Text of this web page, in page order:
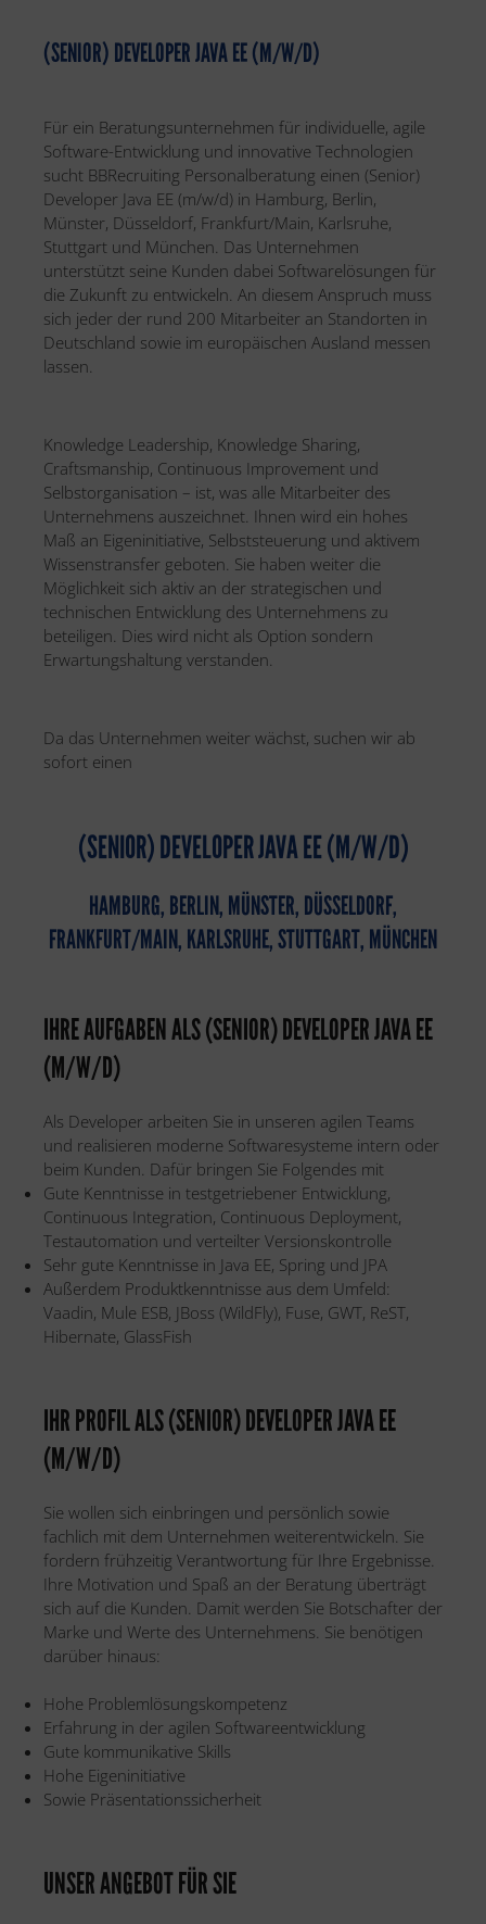
(SENIOR) DEVELOPER JAVA EE (M/W/D)
Für ein Beratungsunternehmen für individuelle, agile
Software-Entwicklung und innovative Technologien
sucht BBRecruiting Personalberatung einen (Senior)
Developer Java EE (m/w/d) in Hamburg, Berlin,
Münster, Düsseldorf, Frankfurt/Main, Karlsruhe,
Stuttgart und München. Das Unternehmen
unterstützt seine Kunden dabei Softwarelösungen für
die Zukunft zu entwickeln. An diesem Anspruch muss
sich jeder der rund 200 Mitarbeiter an Standorten in
Deutschland sowie im europäischen Ausland messen
lassen.
Knowledge Leadership, Knowledge Sharing,
Craftsmanship, Continuous Improvement und
Selbstorganisation – ist, was alle Mitarbeiter des
Unternehmens auszeichnet. Ihnen wird ein hohes
Maß an Eigeninitiative, Selbststeuerung und aktivem
Wissenstransfer geboten. Sie haben weiter die
Möglichkeit sich aktiv an der strategischen und
technischen Entwicklung des Unternehmens zu
beteiligen. Dies wird nicht als Option sondern
Erwartungshaltung verstanden.
Da das Unternehmen weiter wächst, suchen wir ab
sofort einen
(SENIOR) DEVELOPER JAVA EE (M/W/D)
HAMBURG, BERLIN, MÜNSTER, DÜSSELDORF,
FRANKFURT/MAIN, KARLSRUHE, STUTTGART, MÜNCHEN
IHRE AUFGABEN ALS (SENIOR) DEVELOPER JAVA EE
(M/W/D)
Als Developer arbeiten Sie in unseren agilen Teams
und realisieren moderne Softwaresysteme intern oder
beim Kunden. Dafür bringen Sie Folgendes mit
Gute Kenntnisse in testgetriebener Entwicklung,
Continuous Integration, Continuous Deployment,
Testautomation und verteilter Versionskontrolle
Sehr gute Kenntnisse in Java EE, Spring und JPA
Außerdem Produktkenntnisse aus dem Umfeld:
Vaadin, Mule ESB, JBoss (WildFly), Fuse, GWT, ReST,
Hibernate, GlassFish
IHR PROFIL ALS (SENIOR) DEVELOPER JAVA EE
(M/W/D)
Sie wollen sich einbringen und persönlich sowie
fachlich mit dem Unternehmen weiterentwickeln. Sie
fordern frühzeitig Verantwortung für Ihre Ergebnisse.
Ihre Motivation und Spaß an der Beratung überträgt
sich auf die Kunden. Damit werden Sie Botschafter der
Marke und Werte des Unternehmens. Sie benötigen
darüber hinaus:
Hohe Problemlösungskompetenz
Erfahrung in der agilen Softwareentwicklung
Gute kommunikative Skills
Hohe Eigeninitiative
Sowie Präsentationssicherheit
UNSER ANGEBOT FÜR SIE